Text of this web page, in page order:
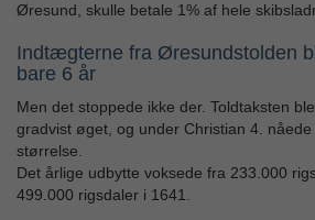
Øresund, skulle betale 1% af hele
Indtægterne fra Øresundstolden
bare 6 år
Men det stoppede ikke der. Toldtaksten
gradvist øget, og under Christian 4.
størrelse.
Det årlige udbytte voksede fra 233.000
499.000 rigsdaler i 1641.